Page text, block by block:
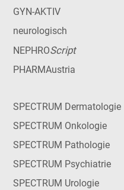
GYN-AKTIV
neurologisch
NEPHROScript
PHARMAustria
SPECTRUM Dermatologie
SPECTRUM Onkologie
SPECTRUM Pathologie
SPECTRUM Psychiatrie
SPECTRUM Urologie